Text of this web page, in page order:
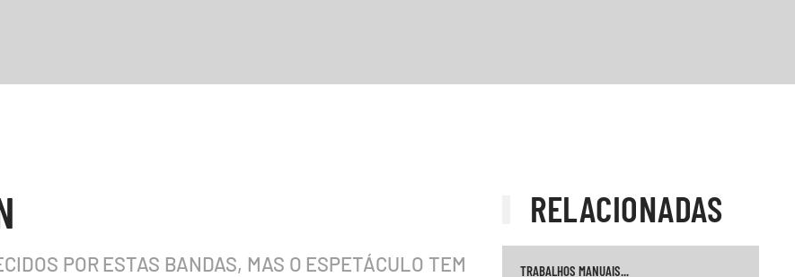
POR ESTAS BANDAS, MAS O ESPETÁCULO TEM
RELACIONADAS
TRABALHOS MANUAIS...